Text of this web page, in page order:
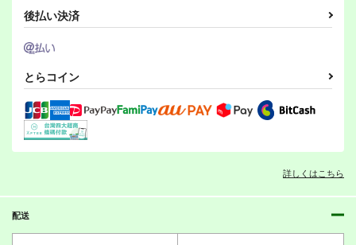
カート
PI-20
ぱるくす
ぱるくす
後払い決済
とらコイン
詳しくはこちら
配送